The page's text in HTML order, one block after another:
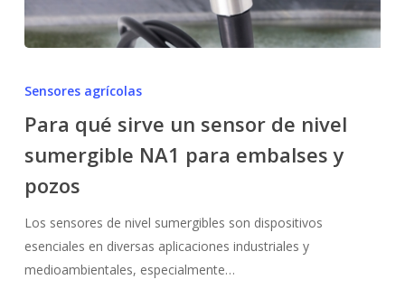
un
sensor
nivel
sumergible
NA1
para
Sensores agrícolas
Para qué sirve un sensor de nivel
sumergible NA1 para embalses y
pozos
Los sensores de nivel sumergibles son dispositivos
esenciales en diversas aplicaciones industriales y
medioambientales, especialmente…